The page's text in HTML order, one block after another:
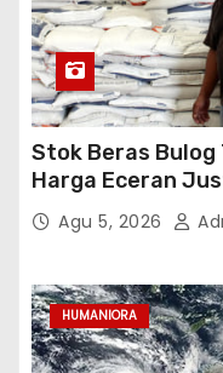
Stok Beras Bulog
Harga Eceran
TurutAgu 5, 2026
HUMANIORA